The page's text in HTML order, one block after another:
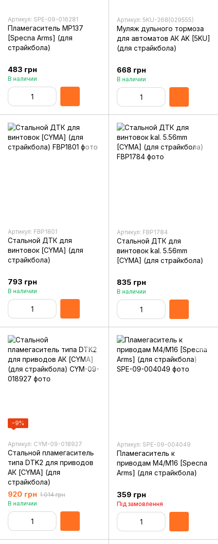
Артикул: SPE-09-016281
Пламегаситель MP137
[Specna Arms] (для
страйкбола)
483 грн
В наличии
Артикул: 5KU-268(029555)
Муляж дульного тормоза
для автоматов АК AK [5KU]
(для страйкбола)
668 грн
В наличии
Артикул: FBP1801
Стальной ДТК для
винтовок [CYMA] (для
страйкбола)
793 грн
В наличии
Артикул: FBP1784
Стальной ДТК для
винтовок kal. 5.56mm
[CYMA] (для страйкбола)
835 грн
В наличии
−9%
Артикул: CYM-09-018927
Стальной пламегаситель
типа DTK2 для приводов
АК [CYMA] (для
страйкбола)
920 грн 1 014 грн
В наличии
Артикул: SPE-09-004049
Пламегаситель к
приводам M4/M16 [Specna
Arms] (для страйкбола)
359 грн
Під замовлення